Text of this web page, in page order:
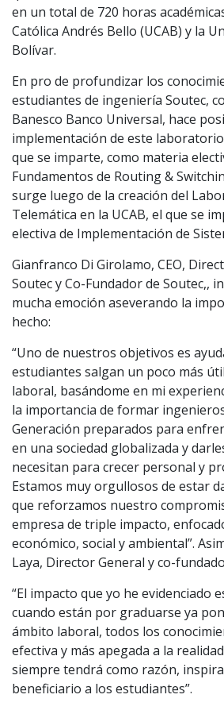
en un total de 720 horas
Católica Andrés Bello (UCAB) y la
Bolívar.
En pro de profundizar los
estudiantes de ingeniería Soutec,
Banesco Banco Universal, hace
implementación de este
que se imparte, como materia
Fundamentos de Routing &
surge luego de la creación del
Telemática en la UCAB, el que se
electiva de Implementación de
Gianfranco Di Girolamo, CEO,
Soutec y Co-Fundador de Soutec,,
mucha emoción aseverando la
hecho:
“Uno de nuestros objetivos es
estudiantes salgan un poco más
laboral, basándome en mi
la importancia de formar
Generación preparados para
en una sociedad globalizada y
necesitan para crecer personal y
Estamos muy orgullosos de estar
que reforzamos nuestro
empresa de triple impacto,
económico, social y ambiental”.
Laya, Director General y co-
“El impacto que yo he evidenciado
cuando están por graduarse ya
ámbito laboral, todos los
efectiva y más apegada a la
siempre tendrá como razón,
beneficiario a los estudiantes”.